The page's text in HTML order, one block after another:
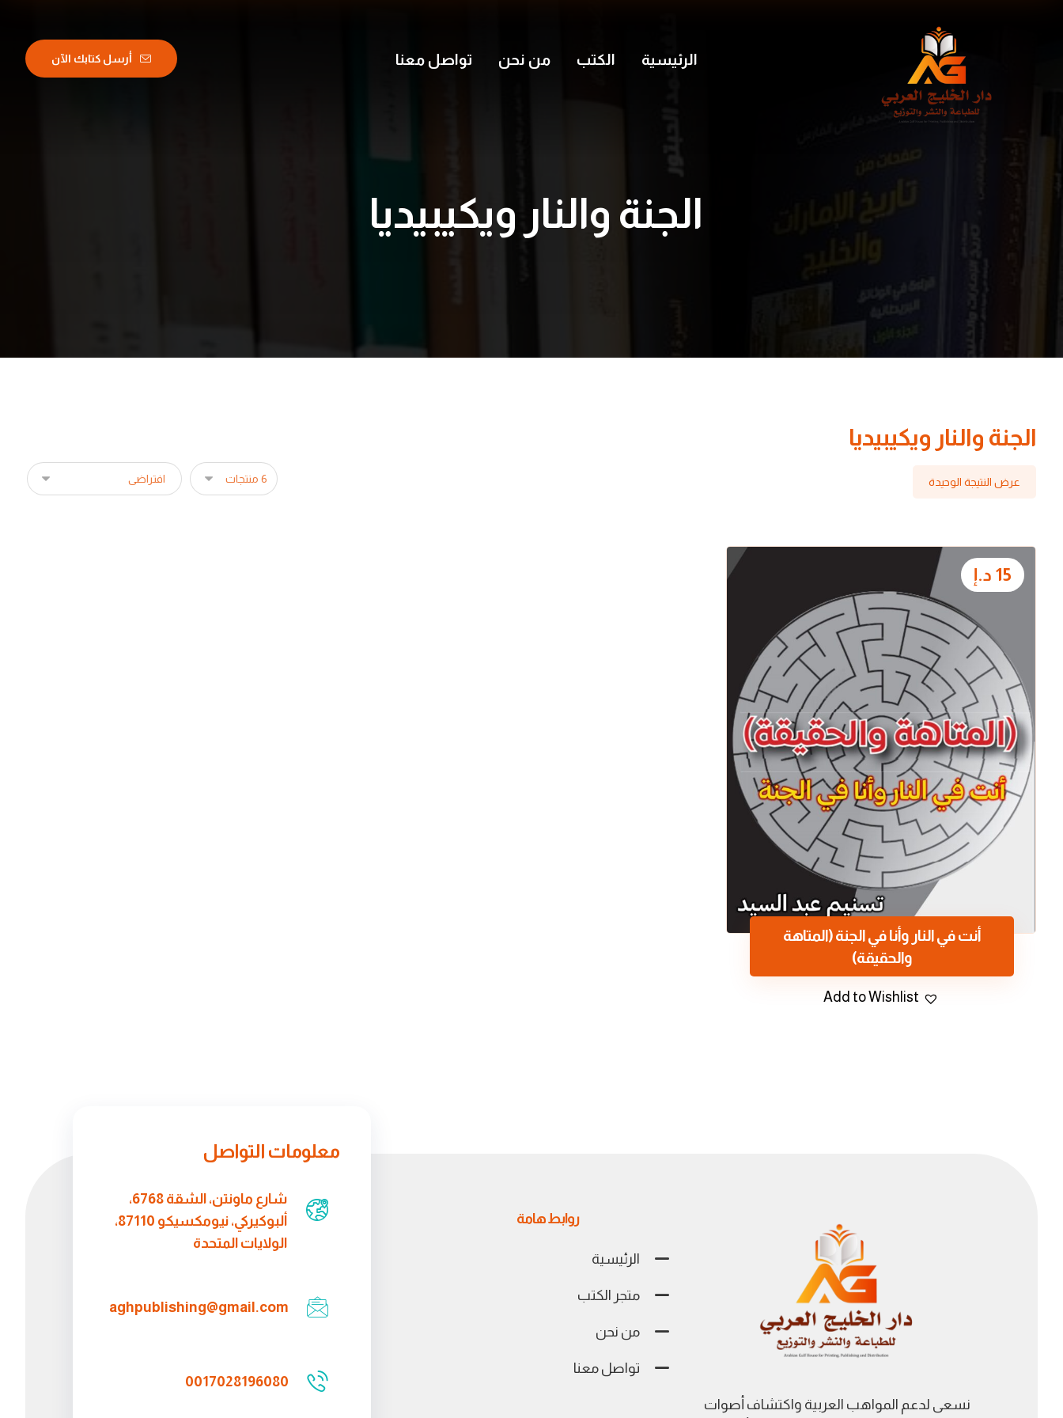
الرئيسية الكتب من نحن تواصل معنا أرسل كتابك الآن
الجنة والنار ويكيبيديا
الجنة والنار ويكيبيديا
عرض النتيجة الوحيدة
أنت في النار وأنا في الجنة (المتاهة
والحقيقة)
15 د.إ
Add to Wishlist
نسعى لدعم المواهب العربية واكتشاف أصوات
روابط هامة
الرئيسية
متجر الكتب
من نحن
تواصل معنا
معلومات التواصل
شارع ماونتن، الشقة 6768،
ألبوكيركي، نيومكسيكو 87110،
الولايات المتحدة
aghpublishing@gmail.com
0017028196080